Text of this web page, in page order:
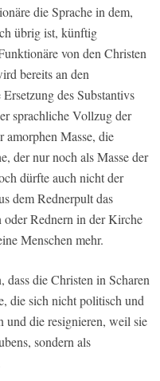
die Sprache in dem,
übrig ist, künftig
von den Christen
bereits an den
des Substantivs
sprachliche Vollzug der
amorphen Masse, die
der nur noch als Masse der
dürfte auch nicht der
dem Rednerpult das
Rednern in der Kirche
Menschen mehr.
die Christen in Scharen
die sich nicht politisch und
und die resignieren, weil sie
sondern als